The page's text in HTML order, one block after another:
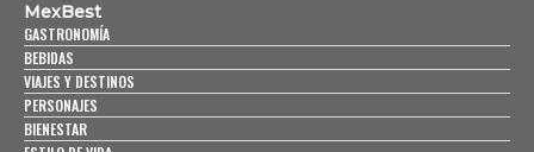
MexBest
GASTRONOMÍA
BEBIDAS
VIAJES Y DESTINOS
PERSONAJES
BIENESTAR